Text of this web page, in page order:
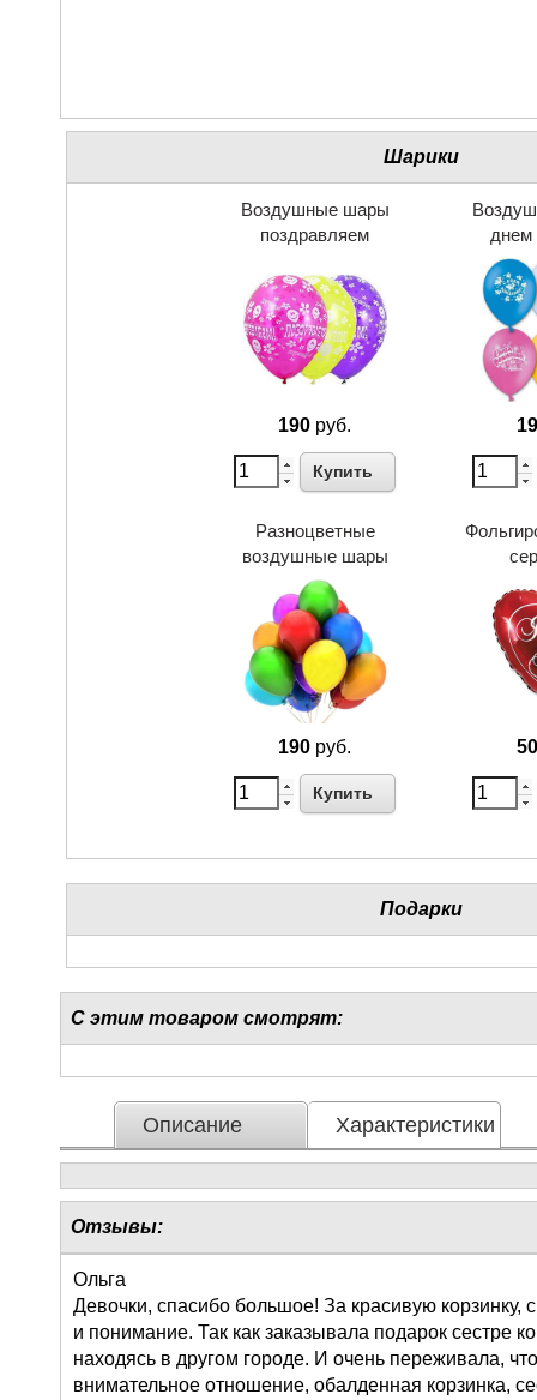
Шарики
Воздушные шары
поздравляем
190 руб.
Купить
днем
Разноцветные
воздушные шары
190 руб.
Купить
Подарки
С этим товаром смотрят:
Описание Характеристики
Отзывы:
Ольга
Девочки, спасибо большое! За красивую корзинку,
и понимание. Так как заказывала подарок сестре
находясь в другом городе. И очень переживала,
внимательное отношение, обалденная корзинка,